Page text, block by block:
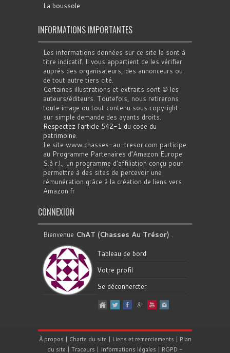
La boussole
INFORMATIONS IMPORTANTES
Les informations données sur ce site le sont à
titre indicatif. Il vous appartient de les vérifier
auprès des organisateurs, des annonceurs ou
de tout autre tiers cité.
Certaines illustrations et extraits sont © les
auteurs/éditeurs. Toutefois, nous retirerons
toute image ou tout contenu sous copyright
sur simple demande des ayants droits.
Respectez l'article 542-1 du code du
patrimoine.
Le site www.chasses-au-tresor.com participe
au Programme Partenaires d’Amazon Europe
S.à r.l., un programme d’affiliation conçu pour
permettre à des sites de percevoir une
rémunération grâce à la création de liens vers
Amazon.fr
CONNEXION
Bienvenue ChAT (Chasses Au Trésor) .
Tableau de bord
Votre profil
Se déconnercter
À propos | Charte du site | Liens et remerciements | Plan
du site | Traceurs | Informations légales | RGPD -